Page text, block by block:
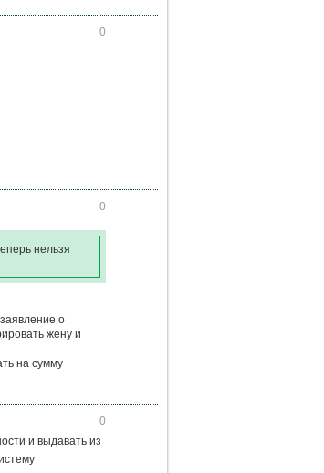
0
0
нельзя
о
жену и
на сумму
0
и выдавать из